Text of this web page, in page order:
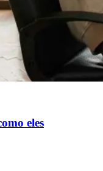
eles